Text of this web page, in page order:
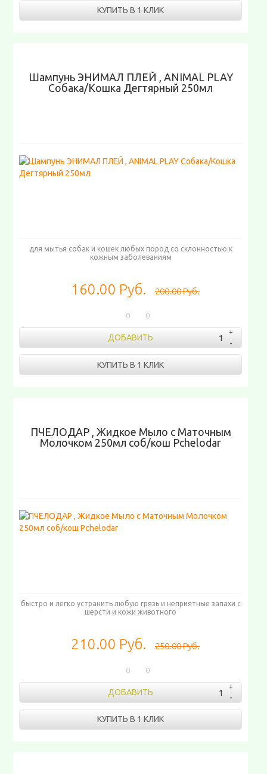
КУПИТЬ В 1 КЛИК
Шампунь ЭНИМАЛ ПЛЕЙ , ANIMAL PLAY
Собака/Кошка Дегтярный 250мл
для мытья собак и кошек любых пород со склонностью к
кожным заболеваниям
160.00 Руб. 200.00 Руб.
0 0
ДОБАВИТЬ
КУПИТЬ В 1 КЛИК
ПЧЕЛОДАР , Жидкое Мыло с Маточным
Молочком 250мл соб/кош Pchelodar
быстро и легко устранить любую грязь и неприятные запахи с
шерсти и кожи животного
210.00 Руб. 250.00 Руб.
0 0
ДОБАВИТЬ
КУПИТЬ В 1 КЛИК